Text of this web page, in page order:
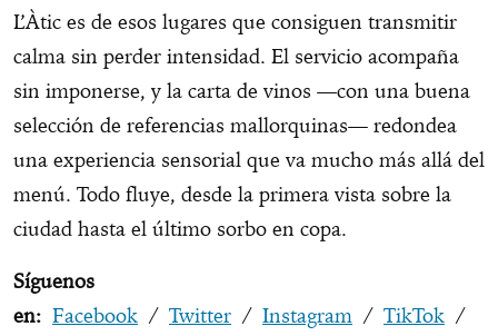
L’Àtic es de esos lugares que consiguen transmitir
calma sin perder intensidad. El servicio acompaña
sin imponerse, y la carta de vinos —con una buena
selección de referencias mallorquinas— redondea
una experiencia sensorial que va mucho más allá del
menú. Todo fluye, desde la primera vista sobre la
ciudad hasta el último sorbo en copa.
Síguenos
en: Facebook / Twitter / Instagram / TikTok /